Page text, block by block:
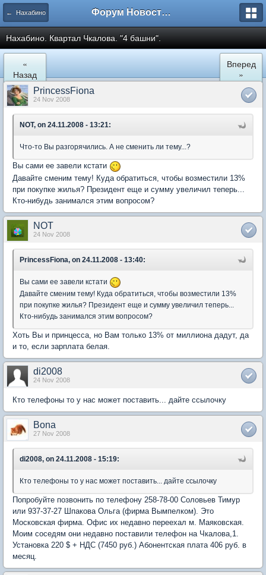
← Нахабино Форум Новостройки
Нахабино. Квартал Чкалова. "4 башни".
«
Назад
Вперед
»
PrincessFiona
24 Nov 2008
NOT, on 24.11.2008 - 13:21:
Что-то Вы разгорячились. А не сменить ли тему...?
Вы сами ее завели кстати
Давайте сменим тему! Куда обратиться, чтобы возместили 13%
при покупке жилья? Президент еще и сумму увеличил теперь...
Кто-нибудь занимался этим вопросом?
NOT
24 Nov 2008
PrincessFiona, on 24.11.2008 - 13:40:
Вы сами ее завели кстати
Давайте сменим тему! Куда обратиться, чтобы возместили 13%
при покупке жилья? Президент еще и сумму увеличил теперь...
Кто-нибудь занимался этим вопросом?
Хоть Вы и принцесса, но Вам только 13% от миллиона дадут, да
и то, если зарплата белая.
di2008
24 Nov 2008
Кто телефоны то у нас может поставить... дайте ссылочку
Bona
27 Nov 2008
di2008, on 24.11.2008 - 15:19:
Кто телефоны то у нас может поставить... дайте ссылочку
Попробуйте позвонить по телефону 258-78-00 Соловьев Тимур
или 937-37-27 Шпакова Ольга (фирма Вымпелком). Это
Московская фирма. Офис их недавно переехал м. Маяковская.
Моим соседям они недавно поставили телефон на Чкалова,1.
Установка 220 $ + НДС (7450 руб.) Абонентская плата 406 руб. в
месяц.